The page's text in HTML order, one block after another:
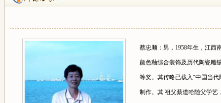
蔡忠顺：男，1958年生，江西
颜色釉综合装饰及历代陶瓷雕
等奖。其传略已载入“中国当
制作。其 祖父蔡道哈随父学艺